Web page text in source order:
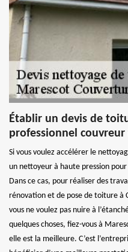
Établir un devis de
professionnel couvreur
Si vous voulez accélérer le
un nettoyeur à haute pression
Dans ce cas, pour réaliser des
rénovation et de pose de toiture à
vous ne voulez pas nuire à
quelques choses, fiez-vous à
elle est la meilleure. C’est